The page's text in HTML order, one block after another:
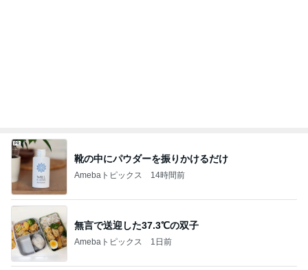
お空転属日に足したバナナと干し芋
Amebaトピックス 1日前